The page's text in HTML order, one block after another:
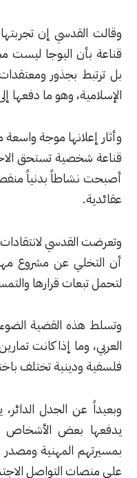
إن تجربتها الطويلة،
اليوجا ليست مجرد
بجذور ومعتقدات دينية
وهو ما دفعها إلى تغيير
موجة واسعة من ردود
تستحق الاحترام،
بدنياً منفصلاً عن
لانتقادات من
عن مشروع مهني ناجح
قرارها والتمسك بما
القضية الضوء على
وما إذا كانت تمارين
تختلف باختلاف
الجدل الدائر، يبقى
بعض الأشخاص عندما
المهنية ومصدر
التواصل الاجتماعي خلال